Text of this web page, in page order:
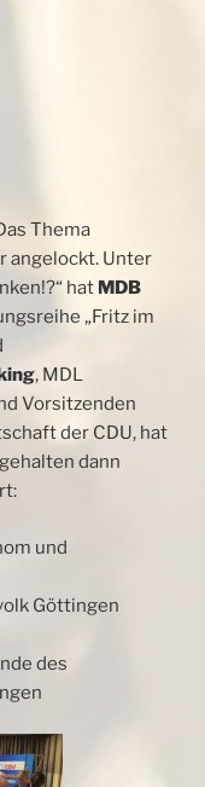
Thema
angelockt. Unter
hat MDB
„Fritz im
, MDL
Vorsitzenden
der CDU, hat
dann
und
Göttingen
des